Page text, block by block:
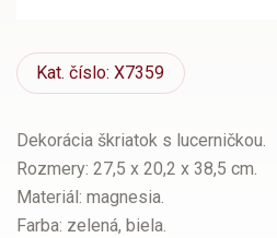
Kat. číslo: X7359
Dekorácia škriatok s lucerničkou.
Rozmery: 27,5 x 20,2 x 38,5 cm.
Materiál: magnesia.
Farba: zelená, biela.